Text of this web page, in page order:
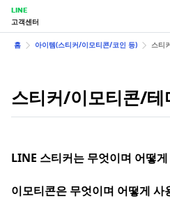
LINE
고객센터
홈 아이템(스티커/이모티콘/코인 등) 스티
스티커/이모티콘/테
LINE 스티커는 무엇이며 어떻
이모티콘은 무엇이며 어떻게 사